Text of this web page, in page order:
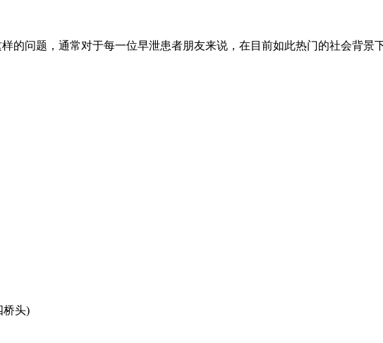
的问题，通常对于每一位早泄患者朋友来说，在目前如此热门的社会背
桥头)